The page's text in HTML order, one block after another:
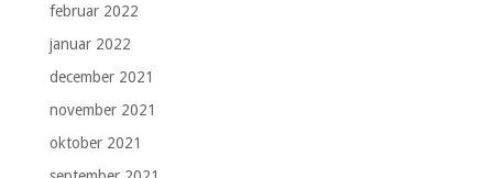
februar 2022
januar 2022
december 2021
november 2021
oktober 2021